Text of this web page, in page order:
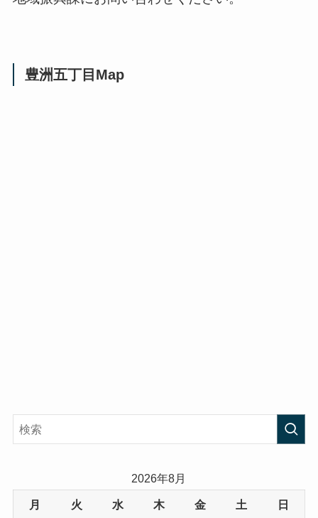
豊洲五丁目Map
2026年8月
月 火 水 木 金 土 日